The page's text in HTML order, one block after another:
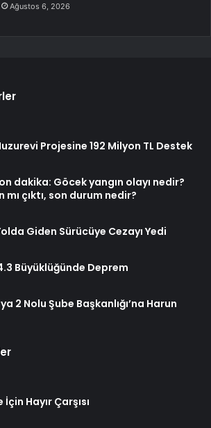
Ağustos 6, 2026
Projesine 192 Milyon TL Destek
dakika: Göcek yangın olayı nedir?
mı çıktı, son durum nedir?
Giden Sürücüye Cezayı Yedi
Büyüklüğünde Deprem
2 Nolu Şube Başkanlığı’na Harun
Hayır Çarşısı